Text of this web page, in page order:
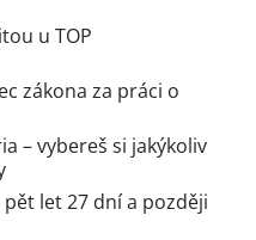
u TOP
zákona za práci o
– vybereš si jakýkoliv
let 27 dní a později